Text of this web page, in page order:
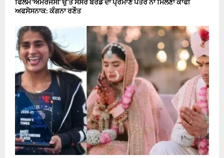
ਫਿਲਮ ‘ਐਮਰਜੈਂਸੀ’ ਉੱਤੇ ਸੈਂਸਰ ਬੋਰਡ ਦਾ ਪ੍ਰਮਾਣ ਪੱਤਰ ਨਾ ਮਿਲਣਾ ਕਾਫੀ
ਅਫਸੋਸਨਾਕ: ਕੰਗਨਾ ਰਣੌਤ